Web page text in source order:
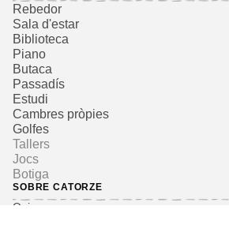
Rebedor
Sala d'estar
Biblioteca
Piano
Butaca
Passadís
Estudi
Cambres pròpies
Golfes
Tallers
Jocs
Botiga
SOBRE CATORZE
Qui som